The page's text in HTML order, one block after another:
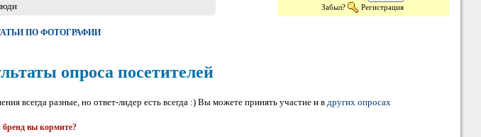
Забыл? Регистрация
ПО ФОТОГРАФИИ
опроса посетителей
всегда разные, но ответ-лидер есть всегда :) Вы можете принять участие и в других опросах
вы кормите?